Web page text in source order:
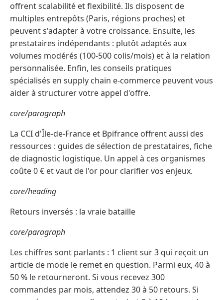
offrent scalabilité et flexibilité. Ils disposent de
multiples entrepôts (Paris, régions proches) et
peuvent s'adapter à votre croissance. Ensuite, les
prestataires indépendants : plutôt adaptés aux
volumes modérés (100-500 colis/mois) et à la relation
personnalisée. Enfin, les conseils pratiques
spécialisés en supply chain e-commerce peuvent vous
aider à structurer votre appel d'offre.
core/paragraph
La CCI d'Île-de-France et Bpifrance offrent aussi des
ressources : guides de sélection de prestataires, fiche
de diagnostic logistique. Un appel à ces organismes
coûte 0 € et vaut de l'or pour clarifier vos enjeux.
core/heading
Retours inversés : la vraie bataille
core/paragraph
Les chiffres sont parlants : 1 client sur 3 qui reçoit un
article de mode le remet en question. Parmi eux, 40 à
50 % le retourneront. Si vous recevez 300
commandes par mois, attendez 30 à 50 retours. Si